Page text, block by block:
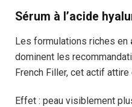
Sérum à l’acide
Les formulations riches en
dominent les
French Filler, cet actif attire
Effet : peau visiblement